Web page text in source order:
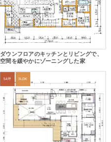
ダウンフロアのキッチンとリビングで、
空間を緩やかにゾーニングした家
54坪 3LDK